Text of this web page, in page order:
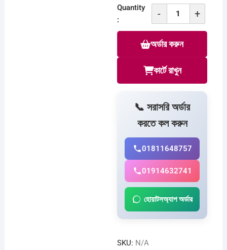
Quantity
:
-
Polo
T-
D1
quantity
+
কার্টে রাখুন
অর্ডার করুন
📞 সরাসরি অর্ডার
করতে কল করুন
01811648757
01914632741
হোয়াটসঅ্যাপ অর্ডার
SKU: N/A